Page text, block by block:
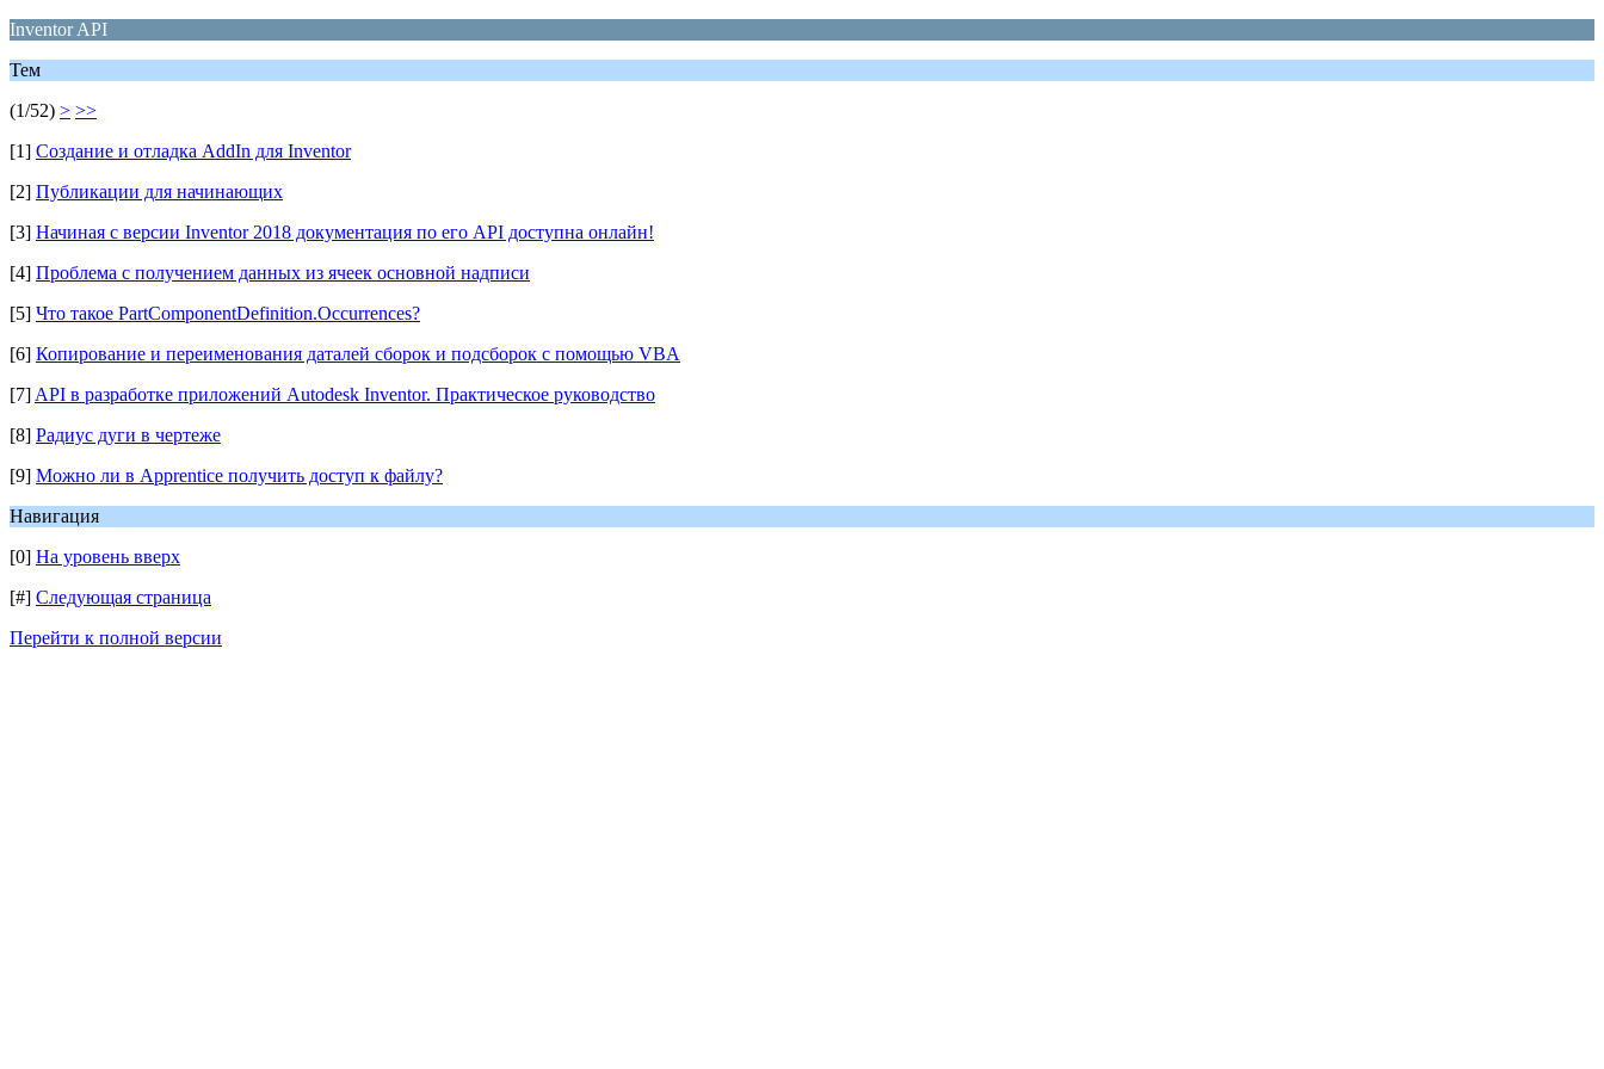
Inventor API
Тем
(1/52) > >>
[1] Создание и отладка AddIn для Inventor
[2] Публикации для начинающих
[3] Начиная с версии Inventor 2018 документация по его API доступна онлайн!
[4] Проблема с получением данных из ячеек основной надписи
[5] Что такое PartComponentDefinition.Occurrences?
[6] Копирование и переименования даталей сборок и подсборок с помощью VBA
[7] API в разработке приложений Autodesk Inventor. Практическое руководство
[8] Радиус дуги в чертеже
[9] Можно ли в Apprentice получить доступ к файлу?
Навигация
[0] На уровень вверх
[#] Следующая страница
Перейти к полной версии